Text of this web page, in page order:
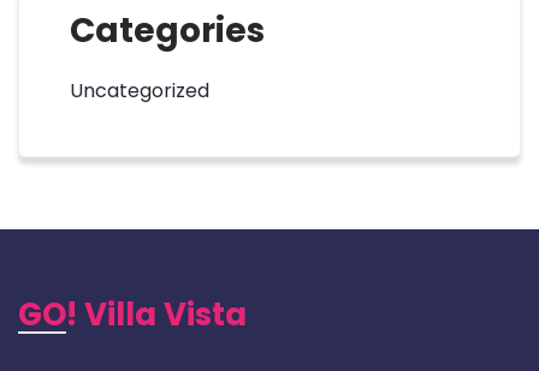
Categories
Uncategorized
GO! Villa Vista